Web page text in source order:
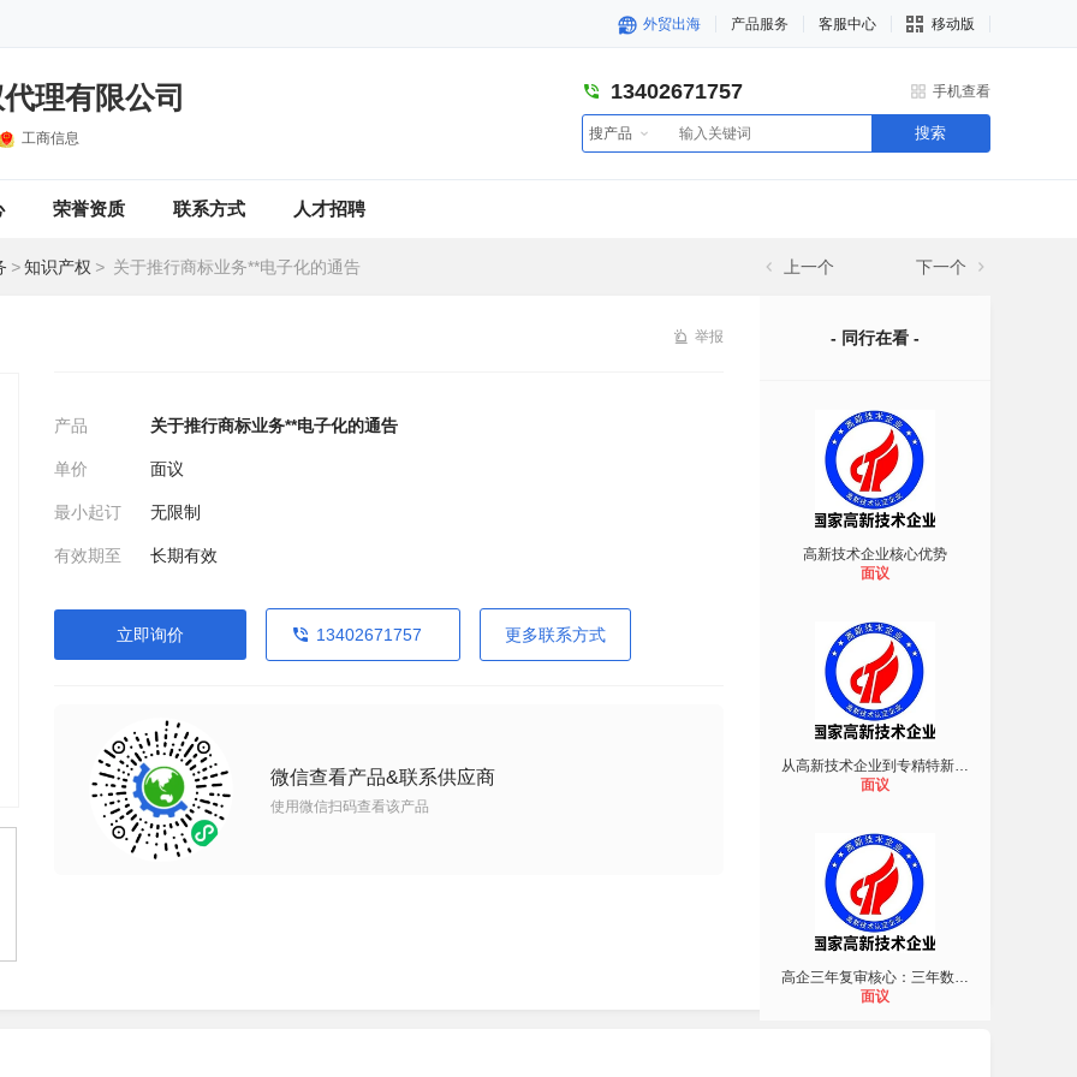
外贸出海 产品服务 客服中心 移动版
理有限公司
工商信息
13402671757 手机查看
搜产品 搜索
荣誉资质 联系方式 人才招聘
>知识产权 > 关于推行商标业务**电子化的通告 上一个 下一个
举报
产品 关于推行商标业务**电子化的通告
单价 面议
最小起订 无限制
有效期至 长期有效
立即询价 13402671757 更多联系方式
微信查看产品&联系供应商
使用微信扫码查看该产品
- 同行在看 -
高新技术企业核心优势
面议
从高新技术企业到专精特新培育，企业
面议
高企三年复审核心：三年数据连贯，临
面议